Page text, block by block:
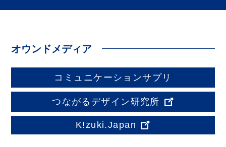
オウンドメディア
コミュニケーションサプリ
つながるデザイン研究所
K!zuki.Japan